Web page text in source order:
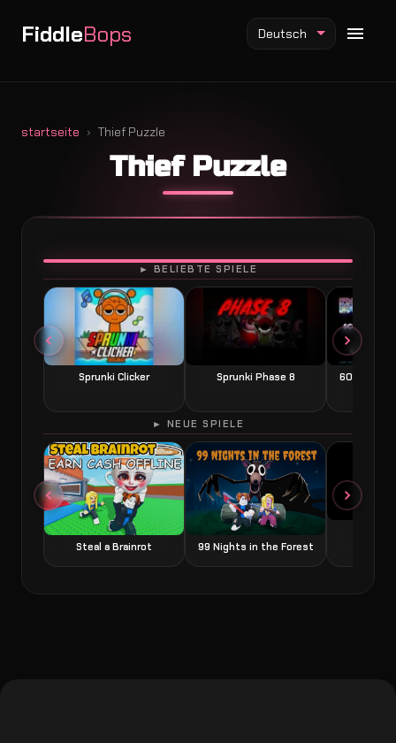
FiddleBops
Fiddlebops Mod
Incredibox Mod
Sprunki Mod
Deutsch
startseite Thief Puzzle
Thief Puzzle
► BELIEBTE SPIELE
Sprunki Clicker Sprunki Phase 8 60
SPIELEN
► NEUE SPIELE
Steal a Brainrot 99 Nights in the Forest